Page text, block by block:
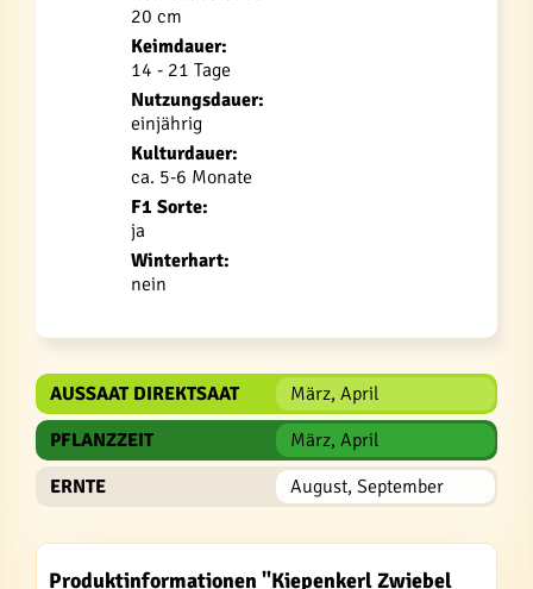
20 cm
Keimdauer:
14 - 21 Tage
Nutzungsdauer:
einjährig
Kulturdauer:
ca. 5-6 Monate
F1 Sorte:
ja
Winterhart:
nein
AUSSAAT DIREKTSAAT
März, April
PFLANZZEIT
März, April
ERNTE
August, September
Produktinformationen "Kiepenkerl Zwiebel